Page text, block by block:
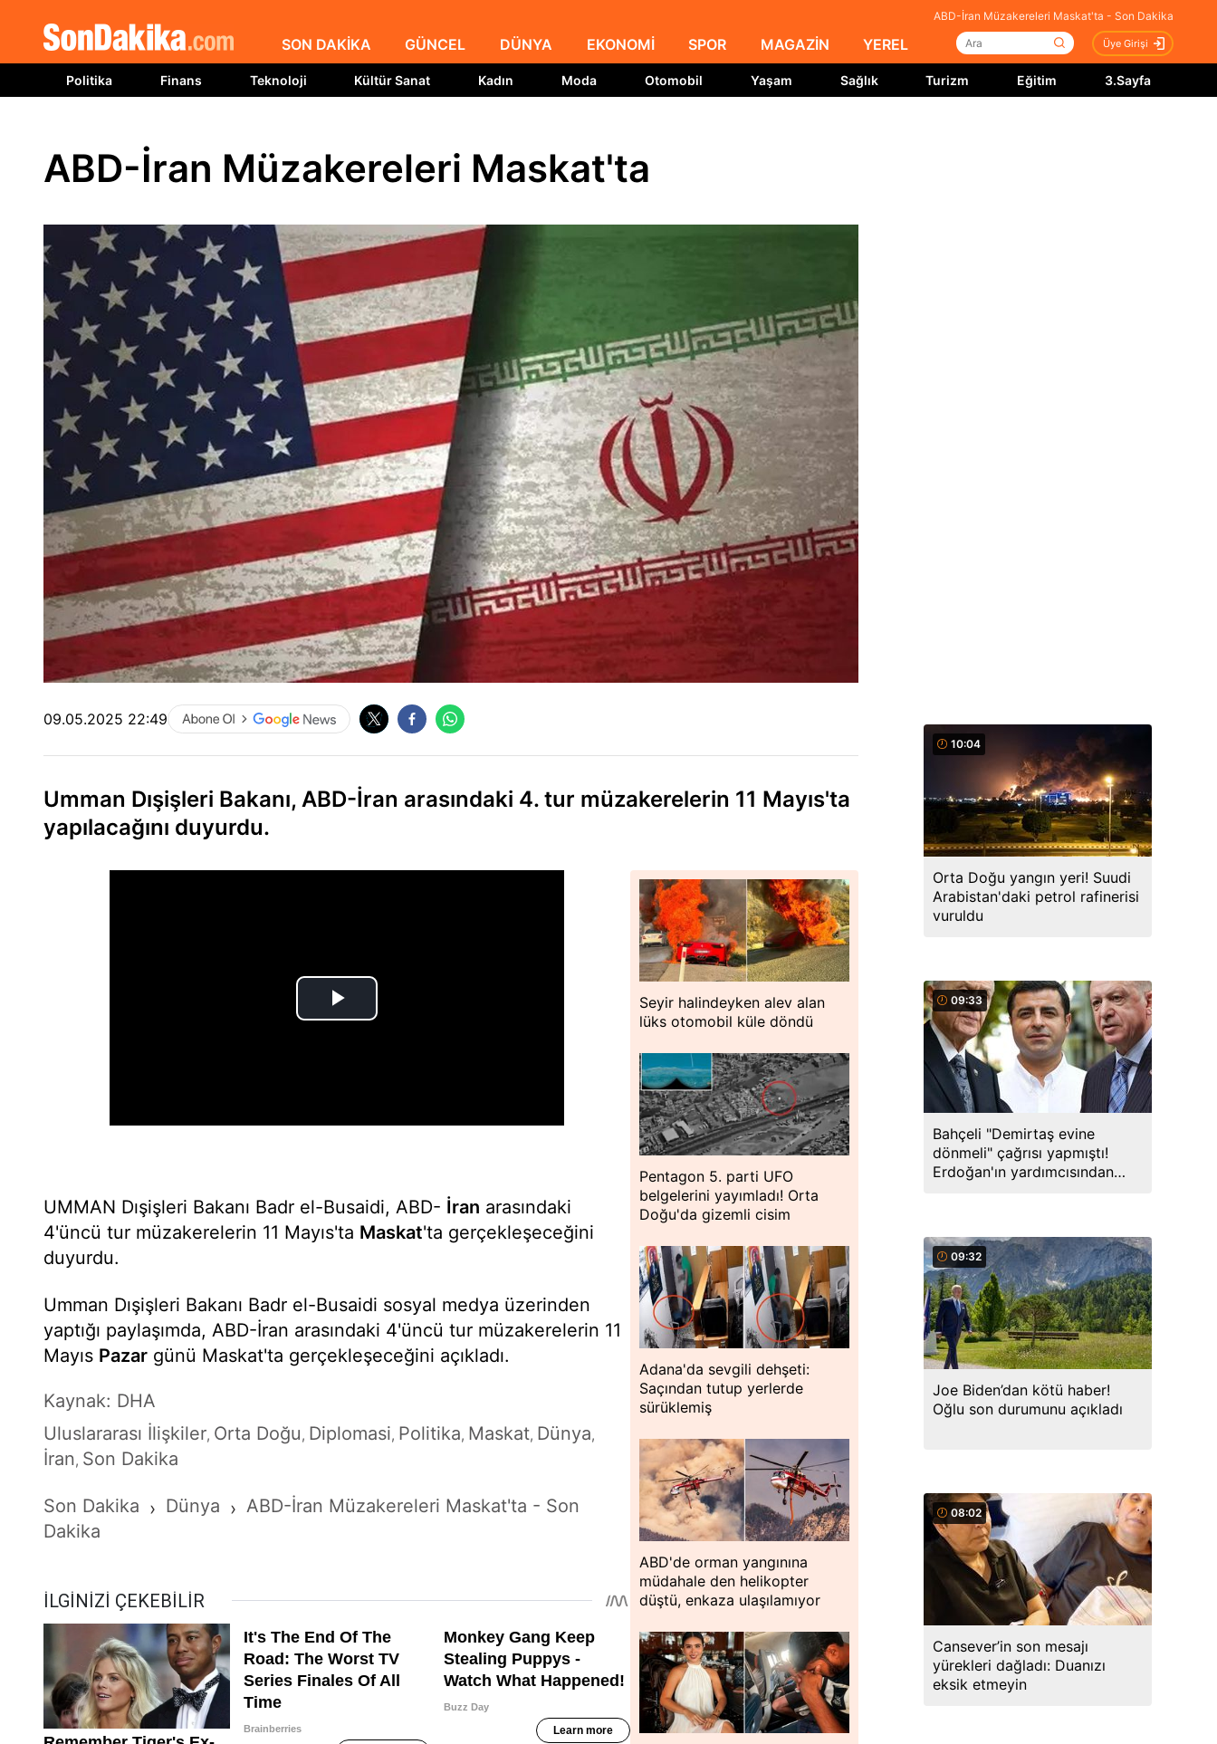
ABD-İran Müzakereleri Maskat'ta - Son Dakika
SON DAKİKA GÜNCEL DÜNYA EKONOMİ SPOR MAGAZİN YEREL Üye Girişi
Politika Finans Teknoloji Kültür Sanat Kadın Moda Otomobil Yaşam Sağlık Turizm Eğitim 3.Sayfa
ABD-İran Müzakereleri Maskat'ta
09.05.2025 22:49
Umman Dışişleri Bakanı, ABD-İran arasındaki 4. tur müzakerelerin 11 Mayıs'ta
yapılacağını duyurdu.
UMMAN Dışişleri Bakanı Badr el-Busaidi, ABD- İran arasındaki
4'üncü tur müzakerelerin 11 Mayıs'ta Maskat'ta gerçekleşeceğini
duyurdu.
Umman Dışişleri Bakanı Badr el-Busaidi sosyal medya üzerinden
yaptığı paylaşımda, ABD-İran arasındaki 4'üncü tur müzakerelerin 11
Mayıs Pazar günü Maskat'ta gerçekleşeceğini açıkladı.
Kaynak: DHA
Uluslararası İlişkiler, Orta Doğu, Diplomasi, Politika, Maskat, Dünya,
İran, Son Dakika
Son Dakika › Dünya › ABD-İran Müzakereleri Maskat'ta - Son
Dakika
Seyir halindeyken alev alan
lüks otomobil küle döndü
Pentagon 5. parti UFO
belgelerini yayımladı! Orta
Doğu'da gizemli cisim
Adana'da sevgili dehşeti:
Saçından tutup yerlerde
sürüklemiş
ABD'de orman yangınına
müdahale den helikopter
düştü, enkaza ulaşılamıyor
10:04
Orta Doğu yangın yeri! Suudi
Arabistan'daki petrol rafinerisi
vuruldu
09:33
Bahçeli "Demirtaş evine
dönmeli" çağrısı yapmıştı!
Erdoğan'ın yardımcısından
09:32
Joe Biden’dan kötü haber!
Oğlu son durumunu açıkladı
08:02
Cansever’in son mesajı
yürekleri dağladı: Duanızı
eksik etmeyin